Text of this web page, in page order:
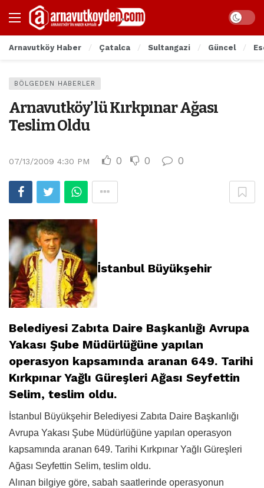
Arnavutköy Haber Çatalca Sultangazi Güncel
BÖLGEDEN HABERLER
Arnavutköy’lü Kırkpınar Ağası
Teslim Oldu
07/13/2009 4:30 PM 0 0 0
İstanbul Büyükşehir
Belediyesi Zabıta Daire Başkanlığı Avrupa
Yakası Şube Müdürlüğüne yapılan
operasyon kapsamında aranan 649. Tarihi
Kırkpınar Yağlı Güreşleri Ağası Seyfettin
Selim, teslim oldu.
İstanbul Büyükşehir Belediyesi Zabıta Daire Başkanlığı
Avrupa Yakası Şube Müdürlüğüne yapılan operasyon
kapsamında aranan 649. Tarihi Kırkpınar Yağlı Güreşleri
Ağası Seyfettin Selim, teslim oldu.
Alınan bilgiye göre, sabah saatlerinde operasyonun